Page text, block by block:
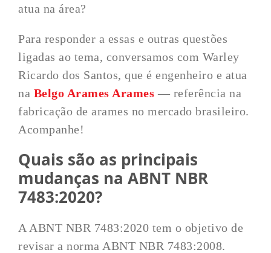
atua na área?
Para responder a essas e outras questões
ligadas ao tema, conversamos com Warley
Ricardo dos Santos, que é engenheiro e atua
na Belgo Arames Arames — referência na
fabricação de arames no mercado brasileiro.
Acompanhe!
Quais são as principais
mudanças na ABNT NBR
7483:2020?
A ABNT NBR 7483:2020 tem o objetivo de
revisar a norma ABNT NBR 7483:2008.